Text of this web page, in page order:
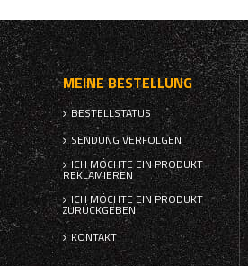
MEINE BESTELLUNG
BESTELLSTATUS
SENDUNG VERFOLGEN
ICH MÖCHTE EIN PRODUKT
REKLAMIEREN
ICH MÖCHTE EIN PRODUKT
ZURÜCKGEBEN
KONTAKT